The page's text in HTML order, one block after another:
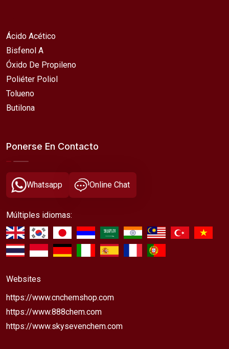
Ácido Acético
Bisfenol A
Óxido De Propileno
Poliéter Poliol
Tolueno
Butilona
Ponerse En Contacto
Whatsapp Online Chat
Múltiples idiomas:
Websites
https://www.cnchemshop.com
https://www.888chem.com
https://www.skysevenchem.com